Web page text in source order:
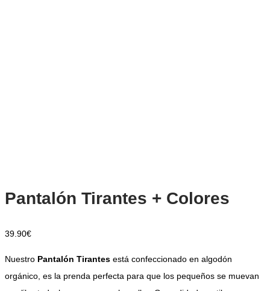
Pantalón Tirantes + Colores
39.90€
Nuestro Pantalón Tirantes está confeccionado en algodón
orgánico, es la prenda perfecta para que los pequeños se muevan